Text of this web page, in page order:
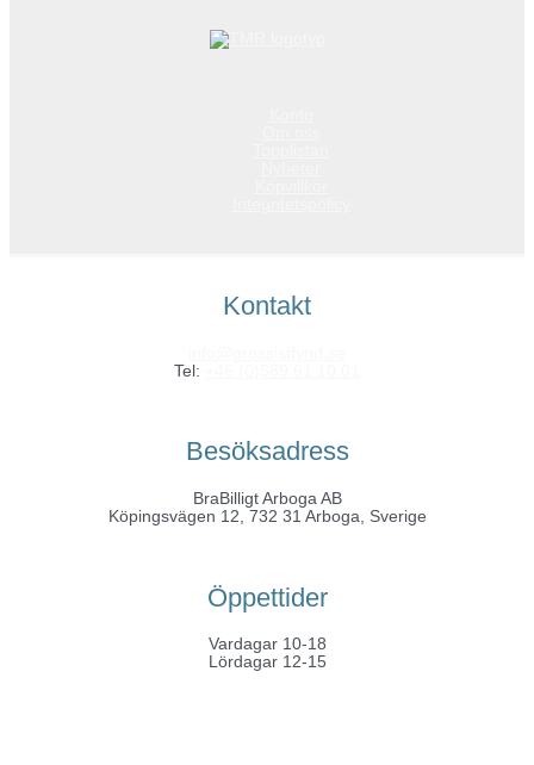
Kontakt
Tel:
Besöksadress
BraBilligt Arboga AB
Köpingsvägen 12, 732 31 Arboga, Sverige
Öppettider
Vardagar 10-18
Lördagar 12-15